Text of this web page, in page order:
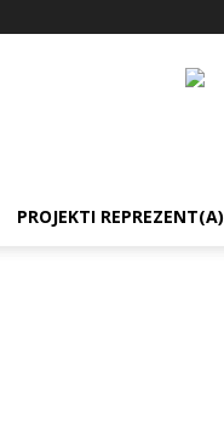
PROJEKTI REPREZENT(A)